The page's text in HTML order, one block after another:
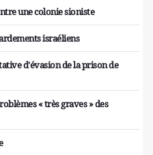
une colonie sioniste
israéliens
d'évasion de la prison de
« très graves » des